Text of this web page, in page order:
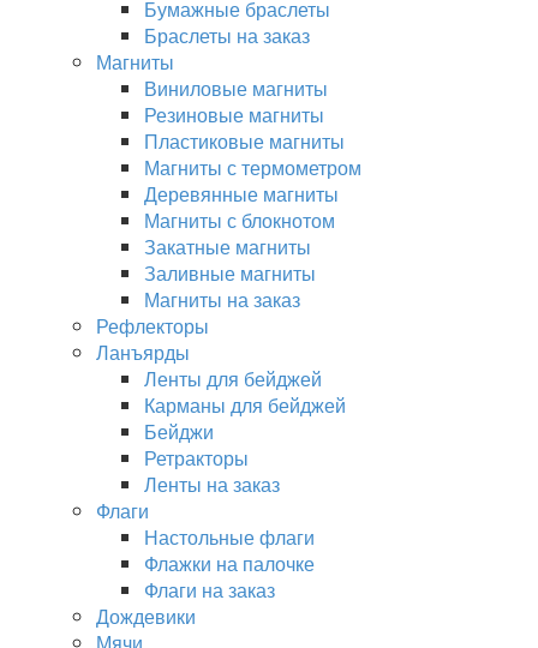
Бумажные браслеты
Браслеты на заказ
Магниты
Виниловые магниты
Резиновые магниты
Пластиковые магниты
Магниты с термометром
Деревянные магниты
Магниты с блокнотом
Закатные магниты
Заливные магниты
Магниты на заказ
Рефлекторы
Ланъярды
Ленты для бейджей
Карманы для бейджей
Бейджи
Ретракторы
Ленты на заказ
Флаги
Настольные флаги
Флажки на палочке
Флаги на заказ
Дождевики